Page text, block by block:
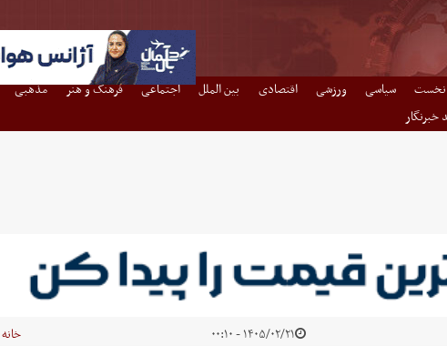
سیاسی ورزشی اقتصادی بین الملل اجتماعی فرهنگ و هنر مذهبی
خبرنگار
۱۴۰۵/۰۲/۲۱ - ۰۰:۱۰ خانه